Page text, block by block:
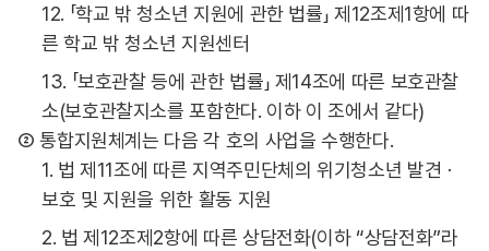
12. 「학교 밖 청소년 지원에 관한 법률」 제12조제1항에 따
른 학교 밖 청소년 지원센터
13. 「보호관찰 등에 관한 법률」 제14조에 따른 보호관찰
소(보호관찰지소를 포함한다. 이하 이 조에서 같다)
② 통합지원체계는 다음 각 호의 사업을 수행한다.
1. 법 제11조에 따른 지역주민단체의 위기청소년 발견ㆍ
보호 및 지원을 위한 활동 지원
2. 법 제12조제2항에 따른 상담전화(이하 “상담전화”라